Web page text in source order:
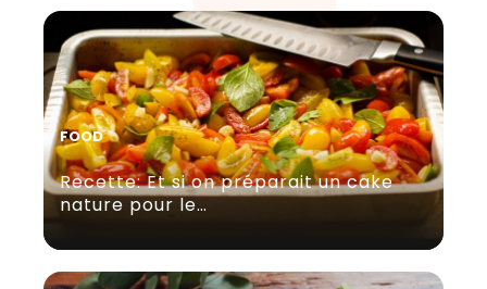
FOOD
Recette: Et si on préparait un cake
nature pour le…